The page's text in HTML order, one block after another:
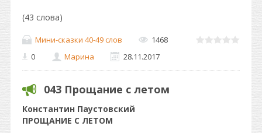
(43 слова)
Мини-сказки 40-49 слов
1468
0
Марина 28.11.2017
043 Прощание с летом
Константин Паустовский
ПРОЩАНИЕ С ЛЕТОМ